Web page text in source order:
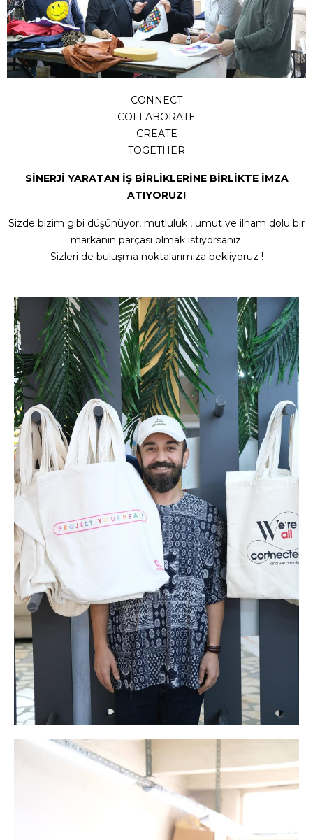
CONNECT
COLLABORATE
CREATE
TOGETHER
SİNERJİ YARATAN İŞ BİRLİKLERİNE BİRLİKTE İMZA
ATIYORUZ!
Sizde bizim gibi düşünüyor, mutluluk , umut ve ilham dolu bir
markanın parçası olmak istiyorsanız;
Sizleri de buluşma noktalarımıza bekliyoruz !